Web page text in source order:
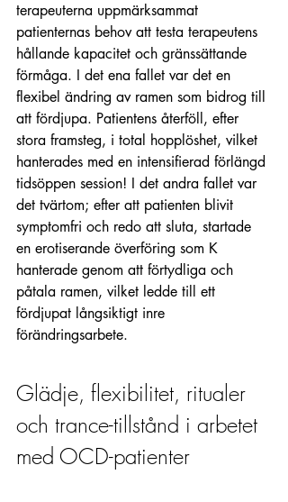
terapeuterna uppmärksammat
patienternas behov att testa terapeutens
hållande kapacitet och gränssättande
förmåga. I det ena fallet var det en
flexibel ändring av ramen som bidrog till
att fördjupa. Patientens återföll, efter
stora framsteg, i total hopplöshet, vilket
hanterades med en intensifierad förlängd
tidsöppen session! I det andra fallet var
det tvärtom; efter att patienten blivit
symptomfri och redo att sluta, startade
en erotiserande överföring som K
hanterade genom att förtydliga och
påtala ramen, vilket ledde till ett
fördjupat långsiktigt inre
förändringsarbete.
Glädje, flexibilitet, ritualer
och trance-tillstånd i arbetet
med OCD-patienter